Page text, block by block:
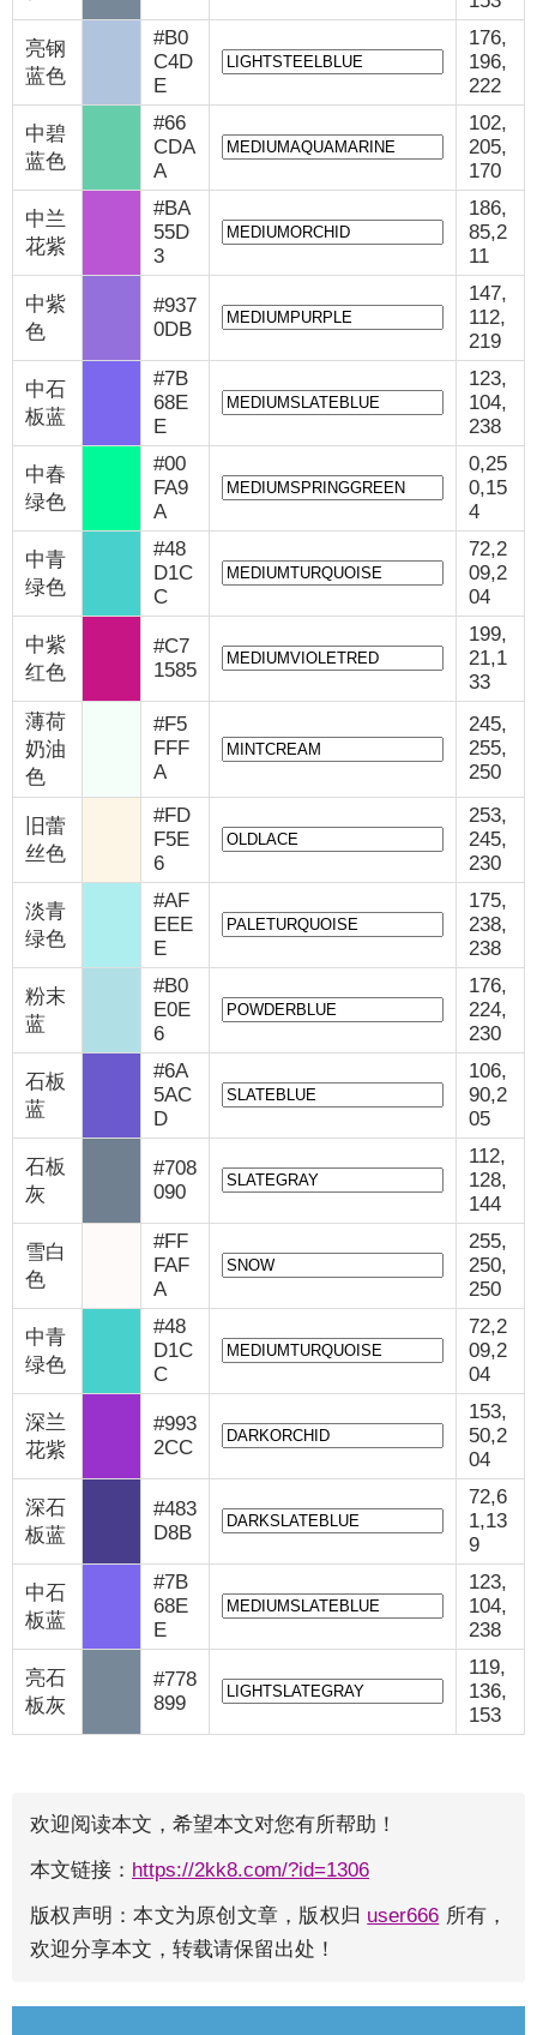
亮钢
蓝色
#B0
C4D
E
176,
196,
222
中碧
蓝色
#66
CDA
A
102,
205,
170
中兰
花紫
#BA
55D
3
186,
85,2
11
中紫
色
#937
0DB
147,
112,
219
中石
板蓝
#7B
68E
E
123,
104,
238
中春
绿色
#00
FA9
A
0,25
0,15
4
中青
绿色
#48
D1C
C
72,2
09,2
04
中紫
红色
#C7
1585
199,
21,1
33
薄荷
奶油
色
#F5
FFF
A
245,
255,
250
旧蕾
丝色
#FD
F5E
6
253,
245,
230
淡青
绿色
#AF
EEE
E
175,
238,
238
粉末
蓝
#B0
E0E
6
176,
224,
230
石板
蓝
#6A
5AC
D
106,
90,2
05
石板
灰
#708
090
112,
128,
144
雪白
色
#FF
FAF
A
255,
250,
250
中青
绿色
#48
D1C
C
72,2
09,2
04
深兰
花紫
#993
2CC
153,
50,2
04
深石
板蓝
#483
D8B
72,6
1,13
9
中石
板蓝
#7B
68E
E
123,
104,
238
亮石
板灰
#778
899
119,
136,
153
欢迎阅读本文，希望本文对您有所帮助！
本文链接： https://2kk8.com/?id=1306
版权声明：本文为原创文章，版权归 user666 所有，
欢迎分享本文，转载请保留出处！